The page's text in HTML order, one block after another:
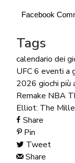
Facebook
Tags
calendario dei
UFC 6 eventi a
2026 giochi
Remake NBA
Elliot: The
Share
Pin
Tweet
Share